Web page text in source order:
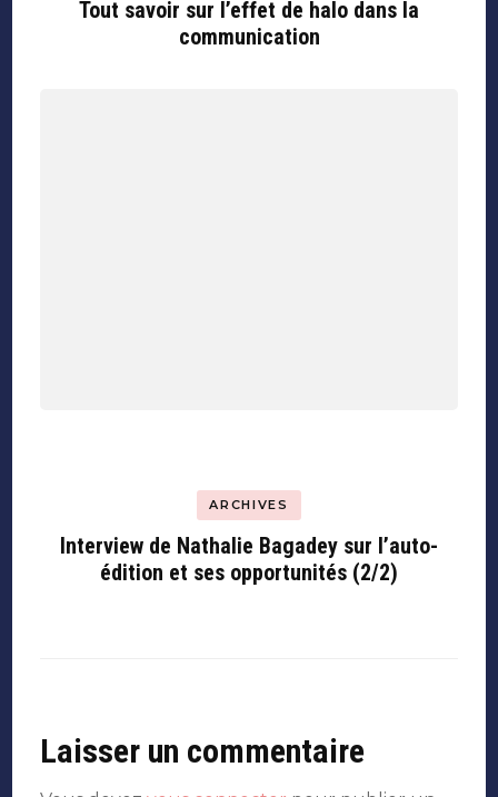
Tout savoir sur l’effet de halo dans la
communication
ARCHIVES
Interview de Nathalie Bagadey sur l’auto-
édition et ses opportunités (2/2)
Laisser un commentaire